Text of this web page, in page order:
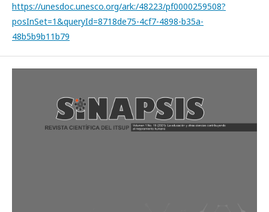
https://unesdoc.unesco.org/ark:/48223/pf0000259508?
posInSet=1&queryId=8718de75-4cf7-4898-b35a-
48b5b9b11b79